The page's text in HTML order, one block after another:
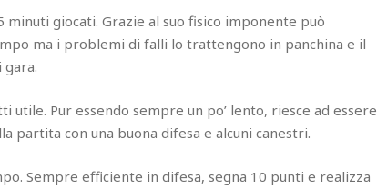
giocati. Grazie al suo fisico imponente può
ma i problemi di falli lo trattengono in panchina e il
gara.
utile. Pur essendo sempre un po’ lento, riesce ad essere
partita con una buona difesa e alcuni canestri.
Sempre efficiente in difesa, segna 10 punti e realizza